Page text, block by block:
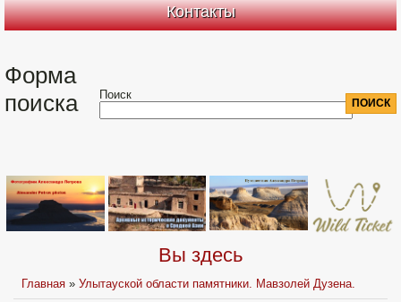
Контакты
Форма
поиска
Поиск
Вы здесь
Главная »Улытауской области памятники. Мавзолей Дузена.